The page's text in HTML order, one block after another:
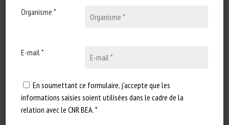
En savoir plus
Review: Welfare in farm animals from
an animal-centred point of view
Huber, K
Organisme *
E-mail *
En soumettant ce formulaire, j'accepte que les
informations saisies soient utilisées dans le cadre de la
relation avec le CNR BEA. *